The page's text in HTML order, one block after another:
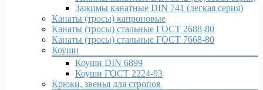
Зажимы канатные DIN 741 (легкая серия)
Канаты (тросы) капроновые
Канаты (тросы) стальные ГОСТ 2688-80
Канаты (тросы) стальные ГОСТ 7668-80
Коуши
Коуши DIN 6899
Коуши ГОСТ 2224-93
Крюки, звенья для стропов